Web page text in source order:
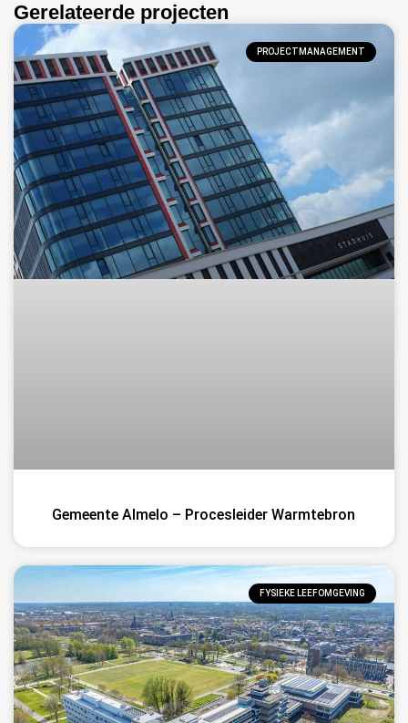
Gerelateerde projecten
PROJECTMANAGEMENT
Gemeente Almelo – Procesleider Warmtebron
FYSIEKE LEEFOMGEVING